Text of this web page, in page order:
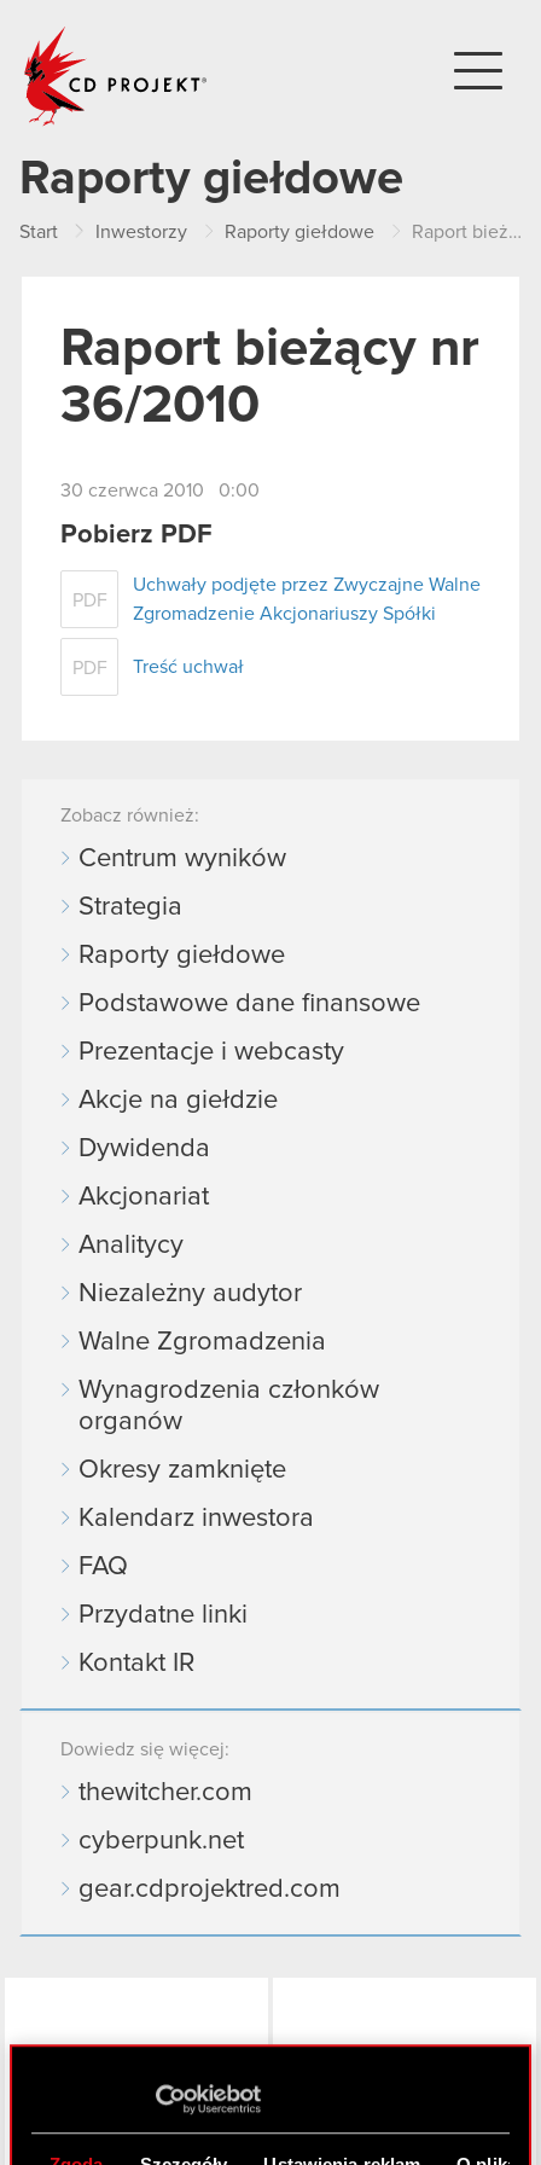
Raporty giełdowe
Start Inwestorzy Raporty giełdowe Raport bieżący nr 36/2010
Raport bieżący nr
36/2010
30 czerwca 2010 0:00
Pobierz PDF
PDF
Uchwały podjęte przez Zwyczajne Walne
Zgromadzenie Akcjonariuszy Spółki
PDF Treść uchwał
Zobacz również:
Centrum wyników
Strategia
Raporty giełdowe
Podstawowe dane finansowe
Prezentacje i webcasty
Akcje na giełdzie
Dywidenda
Akcjonariat
Analitycy
Niezależny audytor
Walne Zgromadzenia
Wynagrodzenia członków
organów
Okresy zamknięte
Kalendarz inwestora
FAQ
Przydatne linki
Kontakt IR
Dowiedz się więcej:
thewitcher.com
cyberpunk.net
gear.cdprojektred.com